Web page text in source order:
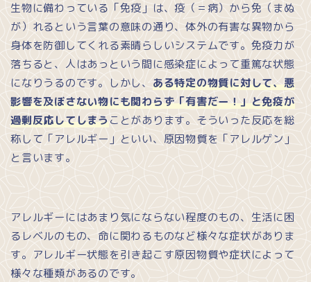
生物に備わっている「免疫」は、疫（＝病）から免（まぬ
が）れるという言葉の意味の通り、体外の有害な異物から
身体を防御してくれる素晴らしいシステムです。免疫力が
落ちると、人はあっという間に感染症によって重篤な状態
になりうるのです。しかし、 ある特定の物質に対して、悪
影響を及ぼさない物にも関わらず「有害だー！」と免疫が
過剰反応してしまう ことがあります。そういった反応を総
称して「アレルギー」といい、原因物質を「アレルゲン」
と言います。
アレルギーにはあまり気にならない程度のもの、生活に困
るレベルのもの、命に関わるものなど様々な症状がありま
す。アレルギー状態を引き起こす原因物質や症状によって
様々な種類があるのです。